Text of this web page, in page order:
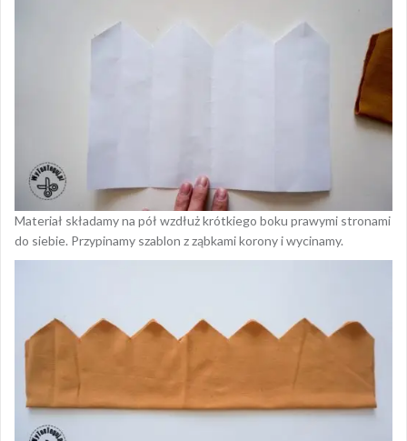
Materiał składamy na pół wzdłuż krótkiego boku prawymi stronami
do siebie. Przypinamy szablon z ząbkami korony i wycinamy.